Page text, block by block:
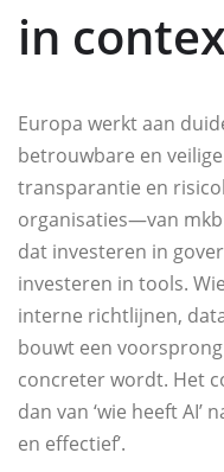
in
Europa werkt aan
betrouwbare en
transparantie en
organisaties—van
dat investeren in
investeren in tools.
interne richtlijnen,
bouwt een
concreter wordt. Het
dan van ‘wie heeft AI’
en effectief’.